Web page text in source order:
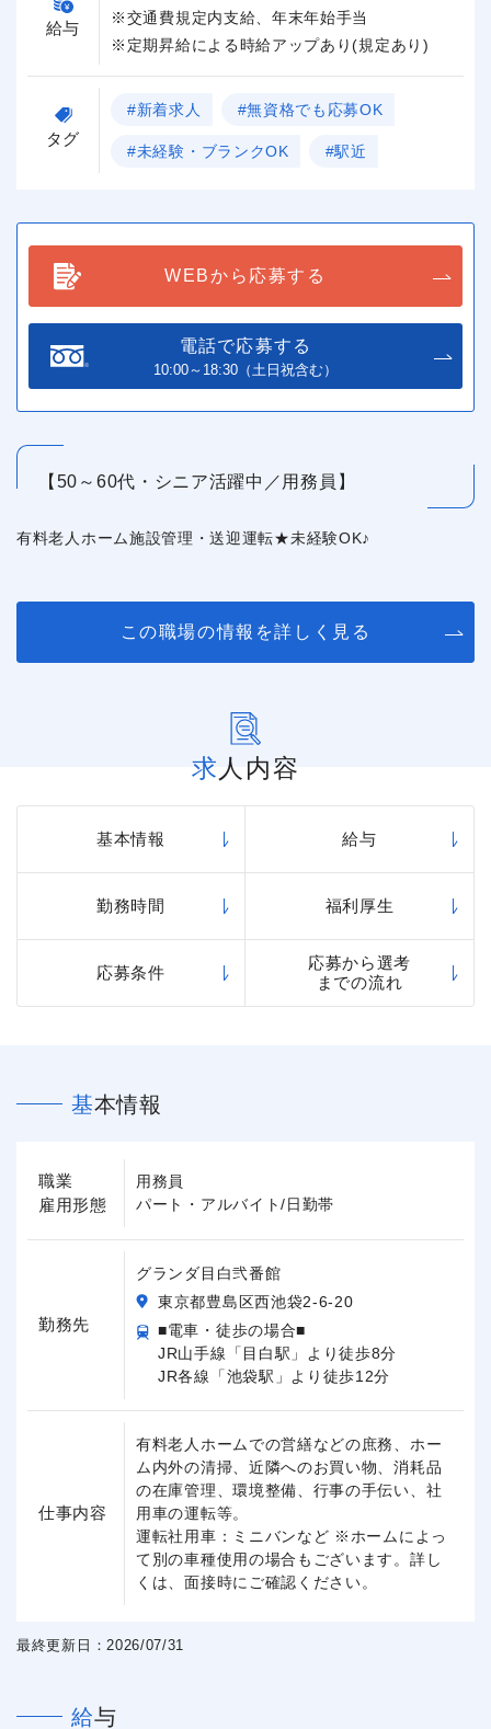
給与
※交通費規定内支給、年末年始手当
※定期昇給による時給アップあり(規定あり)
タグ
#新着求人 #無資格でも応募OK
#未経験・ブランクOK #駅近
WEBから応募する
電話で応募する
10:00～18:30（土日祝含む）
【50～60代・シニア活躍中／用務員】
有料老人ホーム施設管理・送迎運転★未経験OK♪
この職場の情報を詳しく見る
求人内容
基本情報 給与
勤務時間 福利厚生
応募条件
応募から選考
までの流れ
基本情報
職業
雇用形態
用務員
パート・アルバイト/日勤帯
勤務先
グランダ目白弐番館
東京都豊島区西池袋2-6-20
■電車・徒歩の場合■
JR山手線「目白駅」より徒歩8分
JR各線「池袋駅」より徒歩12分
仕事内容
有料老人ホームでの営繕などの庶務、ホー
ム内外の清掃、近隣へのお買い物、消耗品
の在庫管理、環境整備、行事の手伝い、社
用車の運転等。
運転社用車：ミニバンなど ※ホームによっ
て別の車種使用の場合もございます。詳し
くは、面接時にご確認ください。
最終更新日：2026/07/31
給与